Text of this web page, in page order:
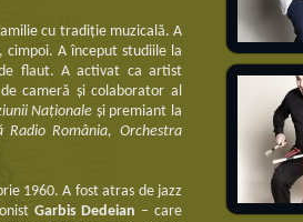
cu tradiţie muzicală. A
A început studiile la
flaut. A activat ca artist
cameră şi colaborator al
Naţionale şi premiant la
Radio România, Orchestra
1960. A fost atras de jazz
Garbis Dedeian – care